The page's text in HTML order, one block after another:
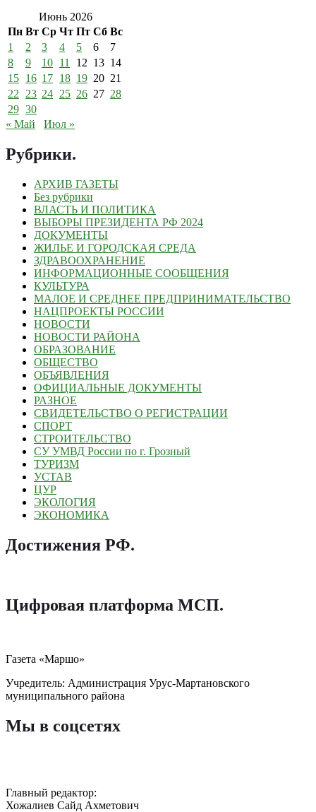
Июнь 2026
Пн Вт Ср Чт Пт Сб Вс
1
2 3 4 5 6
7
8
9 10 11 12 13 14
15 16 17 18 19 20 21
22 23 24 25 26 27 28
29 30
« Май
Июл »
Рубрики.
АРХИВ ГАЗЕТЫ
Без рубрики
ВЛАСТЬ И ПОЛИТИКА
ВЫБОРЫ ПРЕЗИДЕНТА РФ 2024
ДОКУМЕНТЫ
ЖИЛЬЕ И ГОРОДСКАЯ СРЕДА
ЗДРАВООХРАНЕНИЕ
ИНФОРМАЦИОННЫЕ СООБЩЕНИЯ
КУЛЬТУРА
МАЛОЕ И СРЕДНЕЕ ПРЕДПРИНИМАТЕЛЬСТВО
НАЦПРОЕКТЫ РОССИИ
НОВОСТИ
НОВОСТИ РАЙОНА
ОБРАЗОВАНИЕ
ОБЩЕСТВО
ОБЪЯВЛЕНИЯ
ОФИЦИАЛЬНЫЕ ДОКУМЕНТЫ
РАЗНОЕ
СВИДЕТЕЛЬСТВО О РЕГИСТРАЦИИ
СПОРТ
СТРОИТЕЛЬСТВО
СУ УМВД России по г. Грозный
ТУРИЗМ
УСТАВ
ЦУР
ЭКОЛОГИЯ
ЭКОНОМИКА
Достижения РФ.
Цифровая платформа МСП.
Газета «Маршо»
Учредитель: Администрация Урус-Мартановского
муниципального района
Мы в соцсетях
Главный редактор:
Хожалиев Сайд Ахметович